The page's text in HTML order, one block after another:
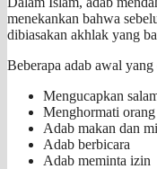
menekankan bahwa
dibiasakan akhlak yang
Beberapa adab awal
Mengucapkan
Menghormati orang
Adab makan dan
Adab berbicara
Adab meminta izin